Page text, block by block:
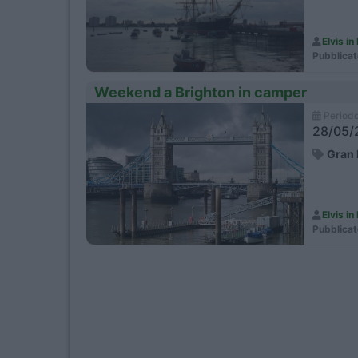
Elvis in
Weekend a Brighton in camper
28/05/
Gran
Elvis in